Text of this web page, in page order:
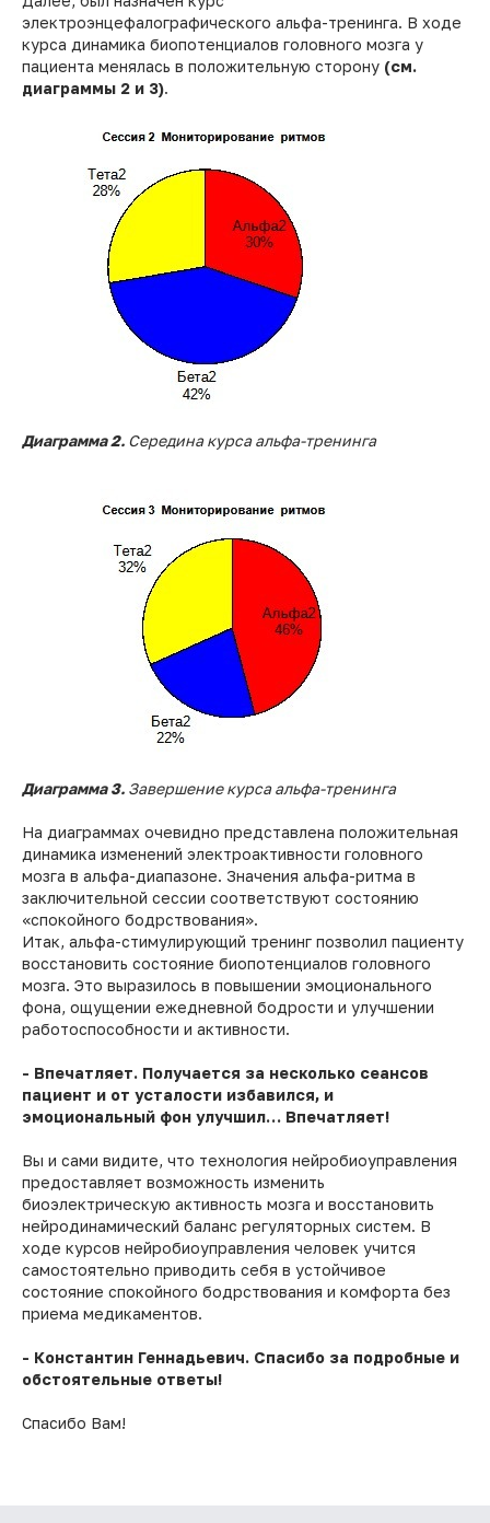
электроэнцефалографического альфа-тренинга. В ходе
курса динамика биопотенциалов головного мозга у
пациента менялась в положительную сторону (см.
диаграммы 2 и 3).
Диаграмма 2. Середина курса альфа-тренинга
Диаграмма 3. Завершение курса альфа-тренинга
На диаграммах очевидно представлена положительная
динамика изменений электроактивности головного
мозга в альфа-диапазоне. Значения альфа-ритма в
заключительной сессии соответствуют состоянию
«спокойного бодрствования».
Итак, альфа-стимулирующий тренинг позволил пациенту
восстановить состояние биопотенциалов головного
мозга. Это выразилось в повышении эмоционального
фона, ощущении ежедневной бодрости и улучшении
работоспособности и активности.
- Впечатляет. Получается за несколько сеансов
пациент и от усталости избавился, и
эмоциональный фон улучшил… Впечатляет!
Вы и сами видите, что технология нейробиоуправления
предоставляет возможность изменить
биоэлектрическую активность мозга и восстановить
нейродинамический баланс регуляторных систем. В
ходе курсов нейробиоуправления человек учится
самостоятельно приводить себя в устойчивое
состояние спокойного бодрствования и комфорта без
приема медикаментов.
- Константин Геннадьевич. Спасибо за подробные и
обстоятельные ответы!
Спасибо Вам!